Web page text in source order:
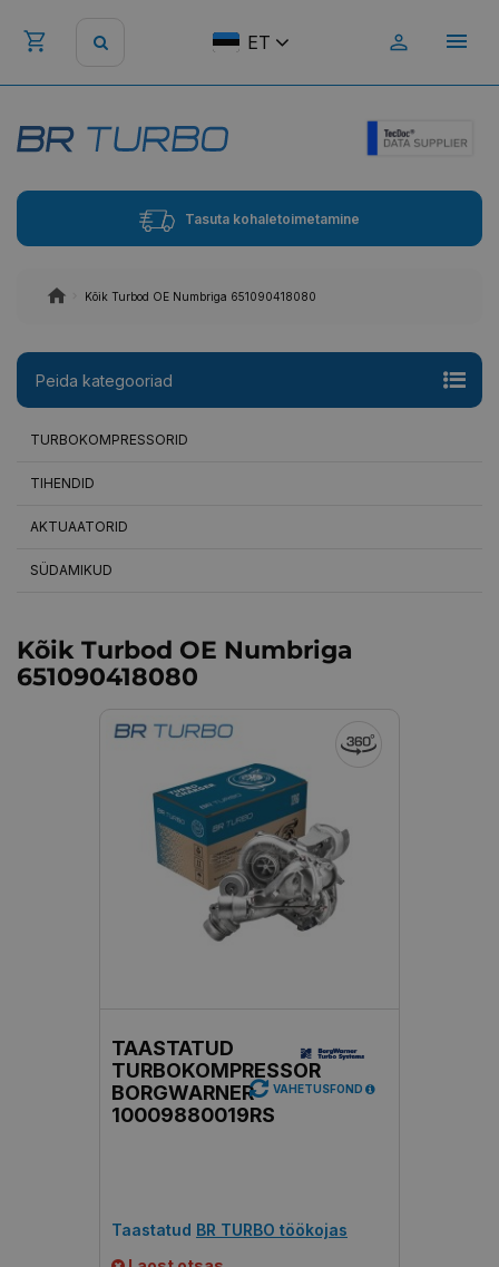
ET
Tasuta kohaletoimetamine
Kõik Turbod OE Numbriga 651090418080
Peida kategooriad
TURBOKOMPRESSORID
TIHENDID
AKTUAATORID
SÜDAMIKUD
Kõik Turbod OE Numbriga
651090418080
TAASTATUD
TURBOKOMPRESSOR
BORGWARNER
10009880019RS
Taastatud BR TURBO töökojas
VAHETUSFOND